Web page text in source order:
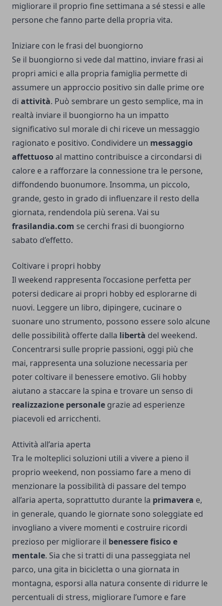
migliorare il proprio fine settimana a sé stessi e alle
persone che fanno parte della propria vita.
Iniziare con le frasi del buongiorno
Se il buongiorno si vede dal mattino, inviare frasi ai
propri amici e alla propria famiglia permette di
assumere un approccio positivo sin dalle prime ore
di attività. Può sembrare un gesto semplice, ma in
realtà inviare il buongiorno ha un impatto
significativo sul morale di chi riceve un messaggio
ragionato e positivo. Condividere un messaggio
affettuoso al mattino contribuisce a circondarsi di
calore e a rafforzare la connessione tra le persone,
diffondendo buonumore. Insomma, un piccolo,
grande, gesto in grado di influenzare il resto della
giornata, rendendola più serena. Vai su
frasilandia.com se cerchi frasi di buongiorno
sabato d’effetto.
Coltivare i propri hobby
Il weekend rappresenta l’occasione perfetta per
potersi dedicare ai propri hobby ed esplorarne di
nuovi. Leggere un libro, dipingere, cucinare o
suonare uno strumento, possono essere solo alcune
delle possibilità offerte dalla libertà del weekend.
Concentrarsi sulle proprie passioni, oggi più che
mai, rappresenta una soluzione necessaria per
poter coltivare il benessere emotivo. Gli hobby
aiutano a staccare la spina e trovare un senso di
realizzazione personale grazie ad esperienze
piacevoli ed arricchenti.
Attività all’aria aperta
Tra le molteplici soluzioni utili a vivere a pieno il
proprio weekend, non possiamo fare a meno di
menzionare la possibilità di passare del tempo
all’aria aperta, soprattutto durante la primavera e,
in generale, quando le giornate sono soleggiate ed
invogliano a vivere momenti e costruire ricordi
prezioso per migliorare il benessere fisico e
mentale. Sia che si tratti di una passeggiata nel
parco, una gita in bicicletta o una giornata in
montagna, esporsi alla natura consente di ridurre le
percentuali di stress, migliorare l’umore e fare